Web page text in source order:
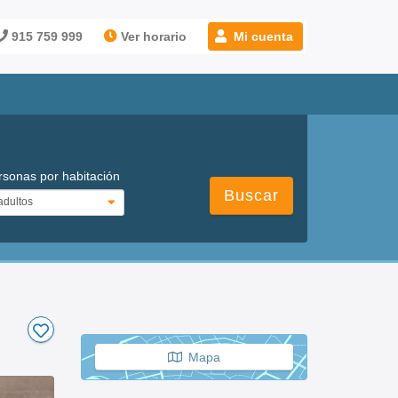
915 759 999 Ver horario Mi cuenta
por habitación
Buscar
Mapa